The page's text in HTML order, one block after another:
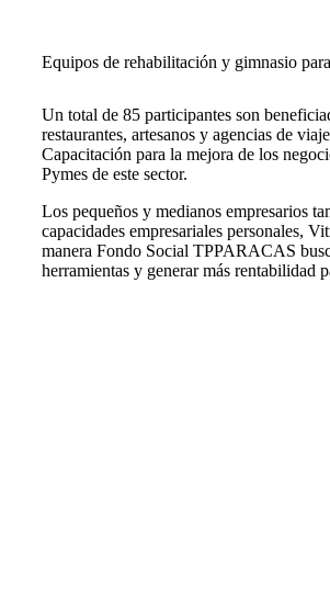
Equipos de rehabilitación y gimnasio
Un total de 85 participantes son
restaurantes, artesanos y agencias de
Capacitación para la mejora de los
Pymes de este sector.
Los pequeños y medianos empresarios
capacidades empresariales personales,
manera Fondo Social TPPARACAS
herramientas y generar más rentabilidad